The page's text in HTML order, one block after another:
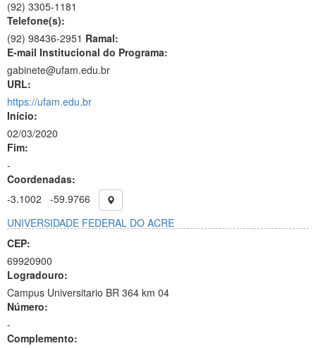
(92) 3305-1181
Telefone(s):
(92) 98436-2951 Ramal:
E-mail Institucional do Programa:
gabinete@ufam.edu.br
URL:
https://ufam.edu.br
Início:
02/03/2020
Fim:
-
Coordenadas:
-3.1002
-59.9766
UNIVERSIDADE FEDERAL DO ACRE
CEP:
69920900
Logradouro:
Campus Universitario BR 364 km 04
Número:
-
Complemento: